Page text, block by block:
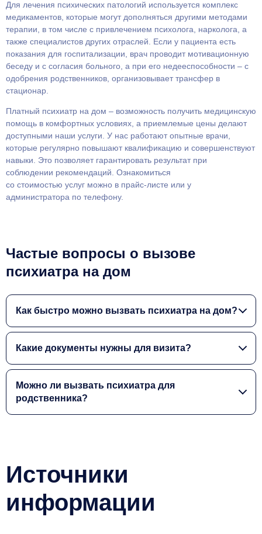
Для лечения психических патологий используется комплекс
медикаментов, которые могут дополняться другими методами
терапии, в том числе с привлечением психолога, нарколога, а
также специалистов других отраслей. Если у пациента есть
показания для госпитализации, врач проводит мотивационную
беседу и с согласия больного, а при его недееспособности – с
одобрения родственников, организовывает трансфер в
стационар.
Платный психиатр на дом – возможность получить медицинскую
помощь в комфортных условиях, а приемлемые цены делают
доступными наши услуги. У нас работают опытные врачи,
которые регулярно повышают квалификацию и совершенствуют
навыки. Это позволяет гарантировать результат при
соблюдении рекомендаций. Ознакомиться
со стоимостью услуг можно в прайс-листе или у
администратора по телефону.
Частые вопросы о вызове
психиатра на дом
Как быстро можно вызвать психиатра на дом?
Какие документы нужны для визита?
Можно ли вызвать психиатра для
родственника?
Источники
информации